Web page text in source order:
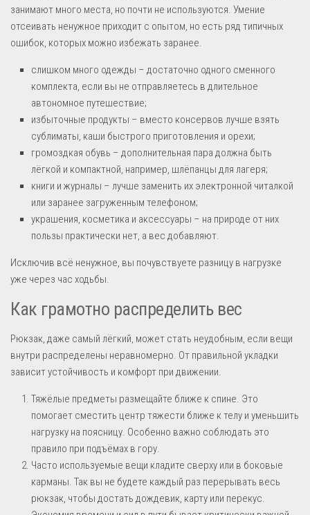
занимают много места, но почти не используются. Умение
отсеивать ненужное приходит с опытом, но есть ряд типичных
ошибок, которых можно избежать заранее.
слишком много одежды – достаточно одного сменного
комплекта, если вы не отправляетесь в длительное
автономное путешествие;
избыточные продукты – вместо консервов лучше взять
сублиматы, каши быстрого приготовления и орехи;
громоздкая обувь – дополнительная пара должна быть
лёгкой и компактной, например, шлёпанцы для лагеря;
книги и журналы – лучше заменить их электронной читалкой
или заранее загруженным телефоном;
украшения, косметика и аксессуары – на природе от них
пользы практически нет, а вес добавляют.
Исключив всё ненужное, вы почувствуете разницу в нагрузке
уже через час ходьбы.
Как грамотно распределить вес
Рюкзак, даже самый лёгкий, может стать неудобным, если вещи
внутри распределены неравномерно. От правильной укладки
зависит устойчивость и комфорт при движении.
Тяжёлые предметы размещайте ближе к спине. Это
помогает сместить центр тяжести ближе к телу и уменьшить
нагрузку на поясницу. Особенно важно соблюдать это
правило при подъёмах в гору.
Часто используемые вещи кладите сверху или в боковые
карманы. Так вы не будете каждый раз перерывать весь
рюкзак, чтобы достать дождевик, карту или перекус.